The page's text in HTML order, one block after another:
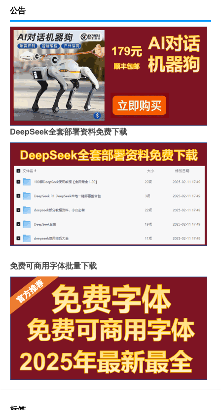
公告
DeepSeek全套部署资料免费下载
免费可商用字体批量下载